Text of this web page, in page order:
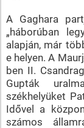
A Gaghara
„háborúban
alapján, már
e helyen. A
ben II.
Gupták
székhelyüket
Idővel a
számos